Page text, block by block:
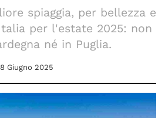
spiaggia, per bellezza e
per l'estate 2025: non
né in Puglia.
Giugno 2025